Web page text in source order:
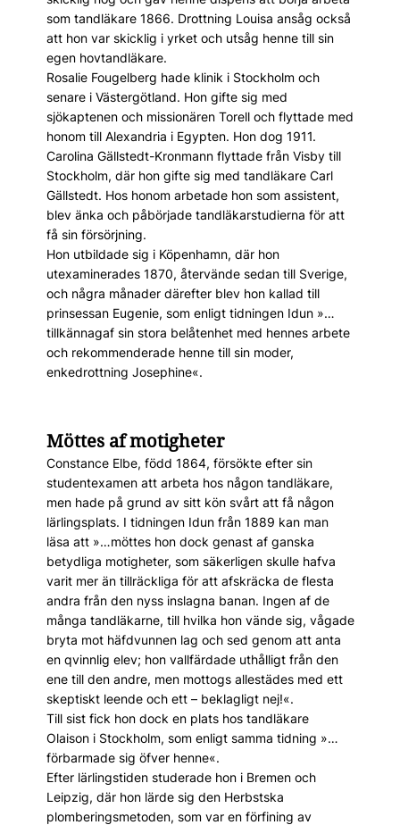
som tandläkare 1866. Drottning Louisa ansåg också
att hon var skicklig i yrket och utsåg henne till sin
egen hovtandläkare.
Rosalie Fougelberg hade klinik i Stockholm och
senare i Västergötland. Hon gifte sig med
sjökaptenen och missionären Torell och flyttade med
honom till Alexandria i Egypten. Hon dog 1911.
Carolina Gällstedt-Kronmann flyttade från Visby till
Stockholm, där hon gifte sig med tandläkare Carl
Gällstedt. Hos honom arbetade hon som assistent,
blev änka och påbörjade tandläkarstudierna för att
få sin försörjning.
Hon utbildade sig i Köpenhamn, där hon
utexaminerades 1870, återvände sedan till Sverige,
och några månader därefter blev hon kallad till
prinsessan Eugenie, som enligt tidningen Idun »…
tillkännagaf sin stora belåtenhet med hennes arbete
och rekommenderade henne till sin moder,
enkedrottning Josephine«.
Möttes af motigheter
Constance Elbe, född 1864, försökte efter sin
studentexamen att arbeta hos någon tandläkare,
men hade på grund av sitt kön svårt att få någon
lärlingsplats. I tidningen Idun från 1889 kan man
läsa att »…möttes hon dock genast af ganska
betydliga motigheter, som säkerligen skulle hafva
varit mer än tillräckliga för att afskräcka de flesta
andra från den nyss inslagna banan. Ingen af de
många tandläkarne, till hvilka hon vände sig, vågade
bryta mot häfdvunnen lag och sed genom att anta
en qvinnlig elev; hon vallfärdade uthålligt från den
ene till den andre, men mottogs allestädes med ett
skeptiskt leende och ett – beklagligt nej!«.
Till sist fick hon dock en plats hos tandläkare
Olaison i Stockholm, som enligt samma tidning »…
förbarmade sig öfver henne«.
Efter lärlingstiden studerade hon i Bremen och
Leipzig, där hon lärde sig den Herbstska
plomberingsmetoden, som var en förfining av